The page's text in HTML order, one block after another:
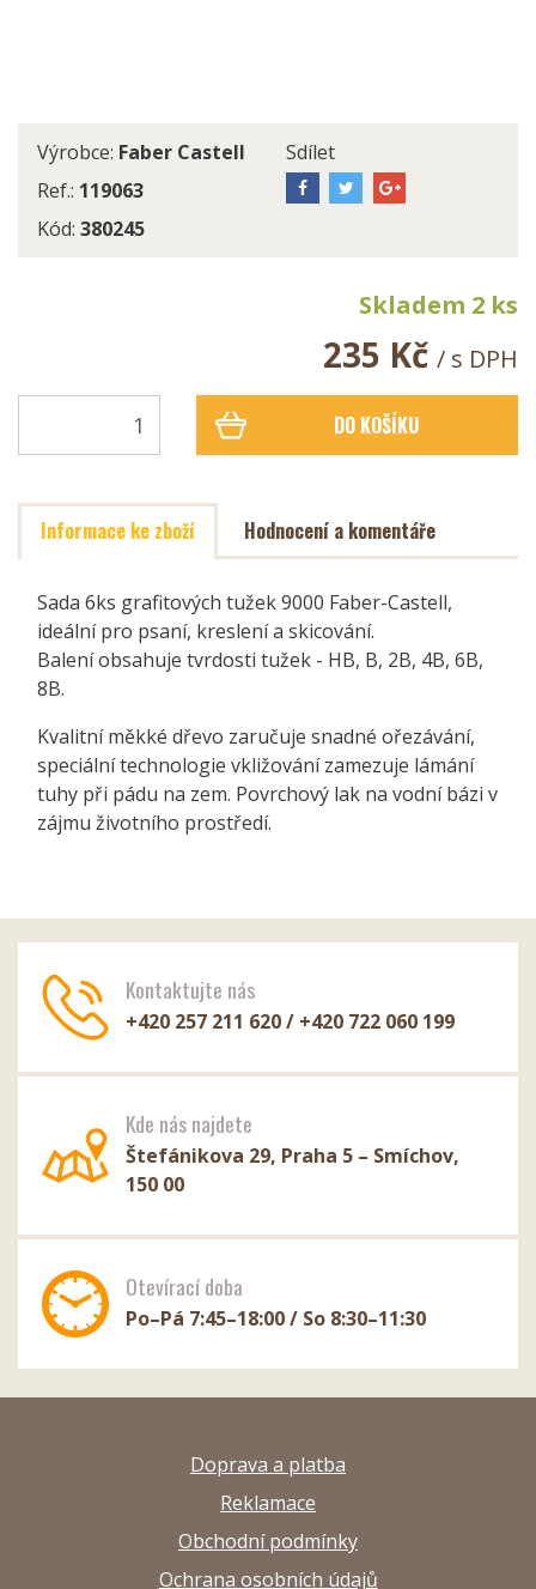
Výrobce: Faber Castell
Ref.: 119063
Kód: 380245
Sdílet
Skladem 2 ks
235 Kč / s DPH
DO KOŠÍKU
Informace ke zboží Hodnocení a komentáře
Sada 6ks grafitových tužek 9000 Faber-Castell,
ideální pro psaní, kreslení a skicování.
Balení obsahuje tvrdosti tužek - HB, B, 2B, 4B, 6B,
8B.
Kvalitní měkké dřevo zaručuje snadné ořezávání,
speciální technologie vkližování zamezuje lámání
tuhy při pádu na zem. Povrchový lak na vodní bázi v
zájmu životního prostředí.
Kontaktujte nás
+420 257 211 620 / +420 722 060 199
Kde nás najdete
Štefánikova 29, Praha 5 – Smíchov,
150 00
Otevírací doba
Po–Pá 7:45–18:00 / So 8:30–11:30
Doprava a platba
Reklamace
Obchodní podmínky
Ochrana osobních údajů